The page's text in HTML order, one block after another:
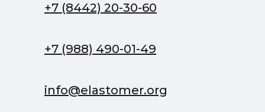
+7 (8442) 20-30-60
info@elastomer.org
+7 (988) 490-01-49